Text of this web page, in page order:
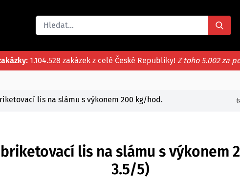
1.104.528 zakázek z celé České Republiky! Z toho 5.002 za
lis na slámu s výkonem 200 kg/hod.
lis na slámu s výkonem
3.5/5)